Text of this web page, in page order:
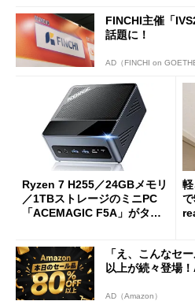
FINCHI主催「
話題に！
AD（FINCHI on
Ryzen 7 H255／24GBメモリ
／1TBストレージのミニPC
「ACEMAGIC F5A」がタイ
「え、こんなセ
以上が続々登場
AD（Amazon）